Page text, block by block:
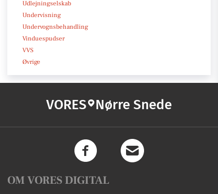
Udlejningselskab
Undervisning
Undervognsbehandling
Vinduespudser
VVS
Øvrige
VORES Nørre Snede
OM VORES DIGITAL